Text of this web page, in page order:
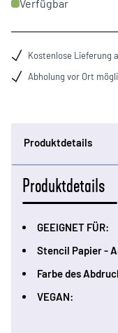
Verfügbar
Kostenlose Lieferung
Abholung vor Ort
Produktdetails
Produktdetails
GEEIGNET FÜR:
Stencil Papier -
Farbe des
VEGAN: